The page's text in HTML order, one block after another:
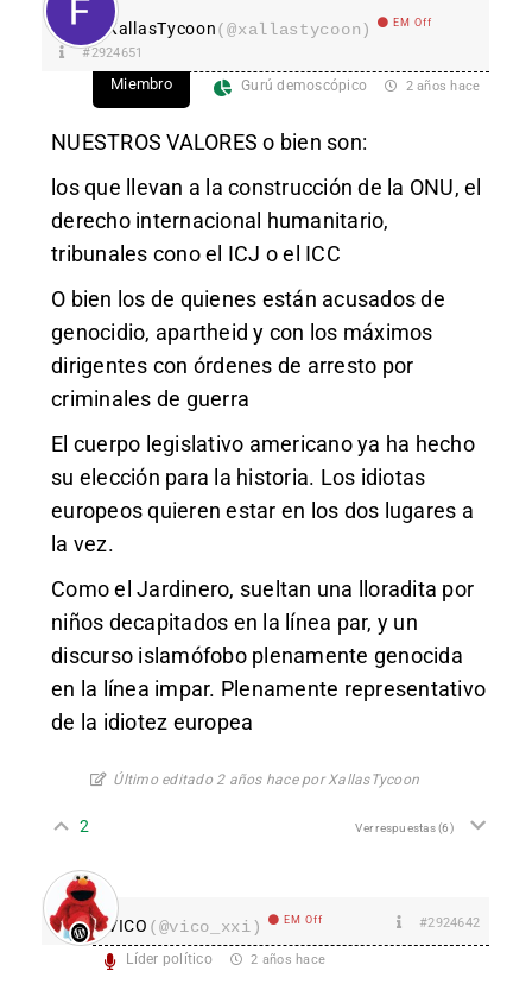
XallasTycoon(@xallastycoon) EM Off
#2924651
Miembro Gurú demoscópico 2 años hace
NUESTROS VALORES o bien son:
los que llevan a la construcción de la ONU, el
derecho internacional humanitario,
tribunales cono el ICJ o el ICC
O bien los de quienes están acusados de
genocidio, apartheid y con los máximos
dirigentes con órdenes de arresto por
criminales de guerra
El cuerpo legislativo americano ya ha hecho
su elección para la historia. Los idiotas
europeos quieren estar en los dos lugares a
la vez.
Como el Jardinero, sueltan una lloradita por
niños decapitados en la línea par, y un
discurso islamófobo plenamente genocida
en la línea impar. Plenamente representativo
de la idiotez europea
Último editado 2 años hace por XallasTycoon
2 Ver respuestas(6)
VICO (@vico_xxi) EM Off #2924642
Líder político 2 años hace